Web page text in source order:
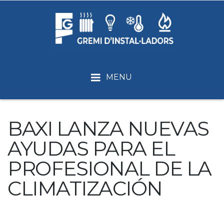
MENU
BAXI LANZA NUEVAS
AYUDAS PARA EL
PROFESIONAL DE LA
CLIMATIZACIÓN